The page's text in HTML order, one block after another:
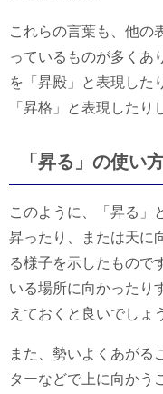
これらの言葉も、他の
っているものが多くあ
を「昇殿」と表現した
「昇格」と表現したり
「昇る」の使い
このように、「昇る」
昇ったり、または天に
る様子を示したもので
いる場所に向かったり
えておくと良いでしょ
また、勢いよくあがる
ターなどで上に向かう